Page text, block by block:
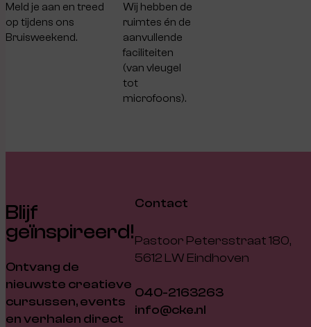
Meld je aan en treed
op tijdens ons
Bruisweekend.
Wij hebben de
ruimtes én de
aanvullende
faciliteiten
(van vleugel
tot
microfoons).
Blijf
geïnspireerd!
Ontvang de
nieuwste creatieve
cursussen, events
en verhalen direct
Contact
Pastoor Petersstraat 180,
5612 LW Eindhoven
040-2163263
info@cke.nl